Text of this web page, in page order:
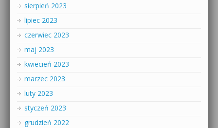
sierpień 2023
lipiec 2023
czerwiec 2023
maj 2023
kwiecień 2023
marzec 2023
luty 2023
styczeń 2023
grudzień 2022